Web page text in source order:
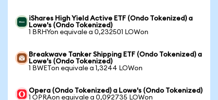
iShares High Yield Active ETF (Ondo Tokenized) a
Lowe's (Ondo Tokenized)
1 BRHYon equivale a 0,232501 LOWon
Breakwave Tanker Shipping ETF (Ondo Tokenized) a
Lowe's (Ondo Tokenized)
1 BWETon equivale a 1,3244 LOWon
Opera (Ondo Tokenized) a Lowe's (Ondo Tokenized)
1 OPRAon equivale a 0,092735 LOWon